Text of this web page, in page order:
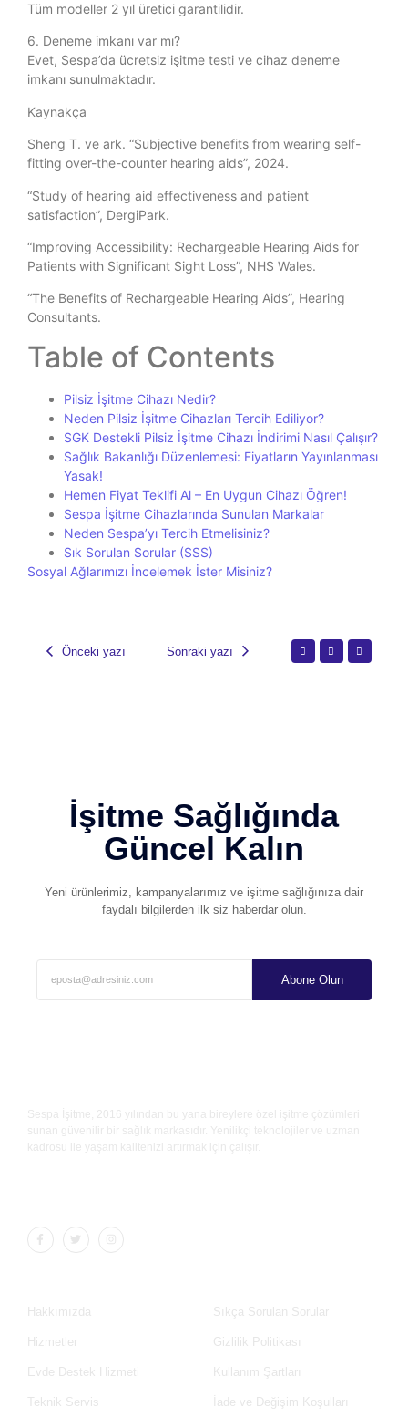
Tüm modeller 2 yıl üretici garantilidir.
6. Deneme imkanı var mı?
Evet, Sespa’da ücretsiz işitme testi ve cihaz deneme
imkanı sunulmaktadır.
Kaynakça
Sheng T. ve ark. “Subjective benefits from wearing self-
fitting over-the-counter hearing aids”, 2024.
“Study of hearing aid effectiveness and patient
satisfaction”, DergiPark.
“Improving Accessibility: Rechargeable Hearing Aids for
Patients with Significant Sight Loss”, NHS Wales.
“The Benefits of Rechargeable Hearing Aids”, Hearing
Consultants.
Table of Contents
Pilsiz İşitme Cihazı Nedir?
Neden Pilsiz İşitme Cihazları Tercih Ediliyor?
SGK Destekli Pilsiz İşitme Cihazı İndirimi Nasıl Çalışır?
Sağlık Bakanlığı Düzenlemesi: Fiyatların Yayınlanması
Yasak!
Hemen Fiyat Teklifi Al – En Uygun Cihazı Öğren!
Sespa İşitme Cihazlarında Sunulan Markalar
Neden Sespa’yı Tercih Etmelisiniz?
Sık Sorulan Sorular (SSS)
Sosyal Ağlarımızı İncelemek İster Misiniz?
Önceki yazı Sonraki yazı
İşitme Sağlığında
Güncel Kalın
Yeni ürünlerimiz, kampanyalarımız ve işitme sağlığınıza dair
faydalı bilgilerden ilk siz haberdar olun.
Abone Olun
Sespa İşitme, 2016 yılından bu yana bireylere özel işitme çözümleri
sunan güvenilir bir sağlık markasıdır. Yenilikçi teknolojiler ve uzman
kadrosu ile yaşam kalitenizi artırmak için çalışır.
Hakkımızda
Hizmetler
Evde Destek Hizmeti
Teknik Servis
Sıkça Sorulan Sorular
Gizlilik Politikası
Kullanım Şartları
İade ve Değişim Koşulları